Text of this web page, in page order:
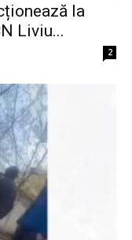
la
Liviu...
2